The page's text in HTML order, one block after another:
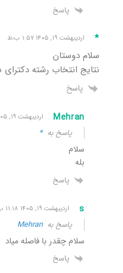
پاسخ
* اردیبهشت ۱۹, ۱۴۰۵ ۱:۵۷ ب٫ظ
سلام دوستان
نتایج انتخاب رشته
پاسخ
Mehran اردیبهشت ۱۹, ۱۴۰۵ ۱۰:۰۸ ب٫ظ
پاسخ به*
سلام
بله
پاسخ
s اردیبهشت ۱۹, ۱۴۰۵ ۱۱:۱۸ ب٫ظ
پاسخ بهMehran
سلام چقدر با فاصله میاد
پاسخ